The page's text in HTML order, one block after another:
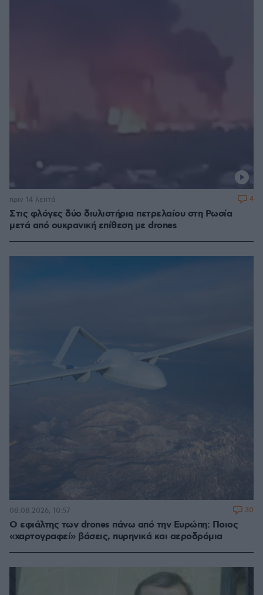
Στις φλόγες δύο διυλιστήρια πετρελαίου στη Ρωσία
μετά από ουκρανική επίθεση με drones
πριν 14 λεπτά 4
Ο εφιάλτης των drones πάνω από την Ευρώπη: Ποιος
«χαρτογραφεί» βάσεις, πυρηνικά και αεροδρόμια
08.08.2026, 10:57 30